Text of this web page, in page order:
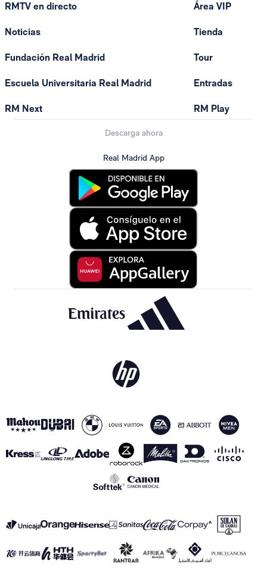
RMTV en directo
Noticias
Fundación Real Madrid
Escuela Universitaria Real Madrid
RM Next
Área VIP
Tienda
Tour
Entradas
RM Play
Descarga ahora
Real Madrid App